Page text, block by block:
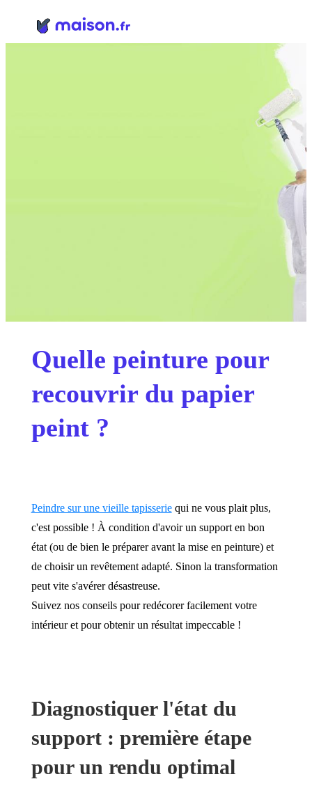
Quelle peinture pour
recouvrir du papier
peint ?
Peindre sur une vieille tapisseriequi ne vous plait plus,
c'est possible ! À condition d'avoir un support en bon
état (ou de bien le préparer avant la mise en peinture) et
de choisir un revêtement adapté. Sinon la transformation
peut vite s'avérer désastreuse.
Suivez nos conseils pour redécorer facilement votre
intérieur et pour obtenir un résultat impeccable !
Diagnostiquer l'état du
support : première étape
pour un rendu optimal